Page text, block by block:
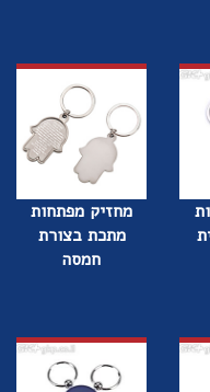
מחזיק מפתחות
מתכת בצורת
חמסה